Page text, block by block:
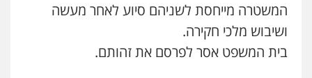
המשטרה מייחסת לשניהם סיוע לאחר מעשה
ושיבוש מלכי חקירה.
בית המשפט אסר לפרסם את זהותם.